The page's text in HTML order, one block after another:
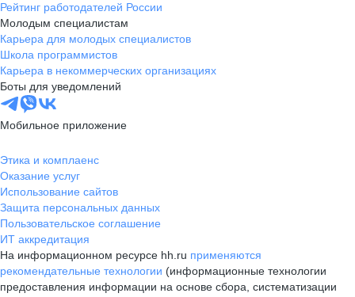
Рейтинг работодателей России
Молодым специалистам
Карьера для молодых специалистов
Школа программистов
Карьера в некоммерческих организациях
Боты для уведомлений
Мобильное приложение
Этика и комплаенс
Оказание услуг
Использование сайтов
Защита персональных данных
Пользовательское соглашение
ИТ аккредитация
На информационном ресурсе hh.ru применяются
рекомендательные технологии (информационные технологии
предоставления информации на основе сбора, систематизации